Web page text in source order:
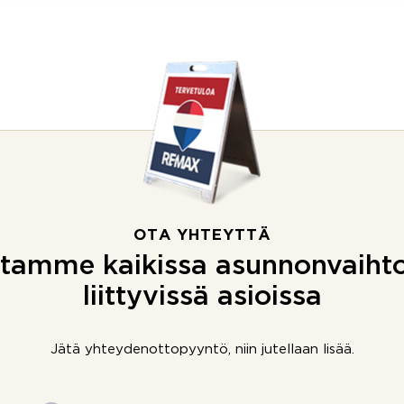
OTA YHTEYTTÄ
kaikissa
liittyvissä asioissa
Jätä yhteydenottopyyntö, niin jutellaan lisää.